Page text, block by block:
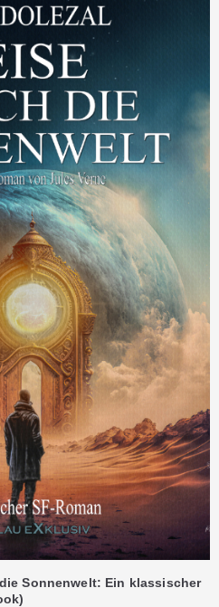
Sonnenwelt: Ein klassischer